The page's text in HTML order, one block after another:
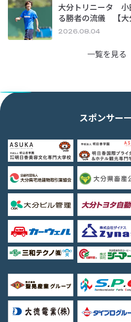
大分トリニータ
る勝者の流儀 【大
2026.08.04
一覧を見る
スポンサー